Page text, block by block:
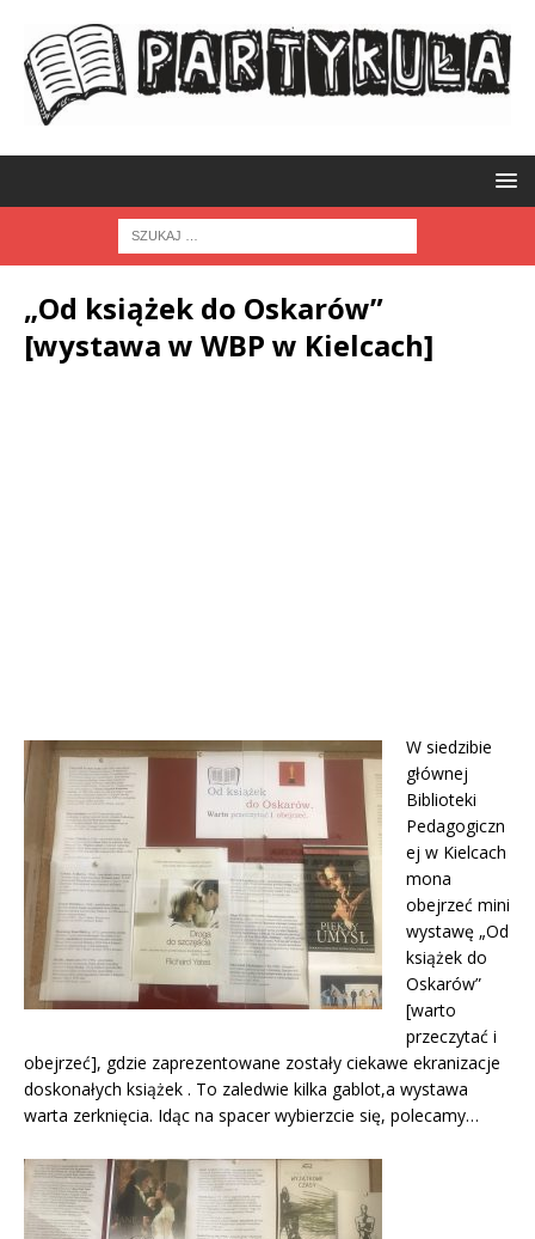
„Od książek do Oskarów”
[wystawa w WBP w Kielcach]
W siedzibie
głównej
Biblioteki
Pedagogiczn
ej w Kielcach
mona
obejrzeć mini
wystawę „Od
książek do
Oskarów”
[warto
przeczytać i
obejrzeć], gdzie zaprezentowane zostały ciekawe ekranizacje
doskonałych książek . To zaledwie kilka gablot,a wystawa
warta zerknięcia. Idąc na spacer wybierzcie się, polecamy…